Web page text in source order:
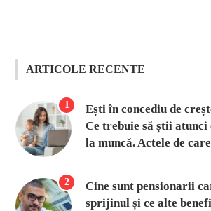
ARTICOLE RECENTE
1
Ești în concediu de
Ce trebuie să știi
la muncă. Actele de
2
Cine sunt pensionarii
sprijinul și ce alte